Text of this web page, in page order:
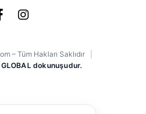
– Tüm Hakları Saklıdır
dokunuşudur.